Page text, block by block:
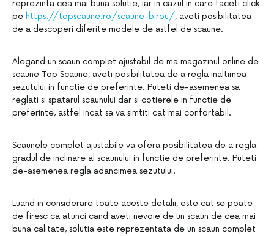
reprezinta cea mai buna solutie, iar in cazul in care faceti click
pe https://topscaune.ro/scaune-birou/, aveti posibilitatea
de a descoperi diferite modele de astfel de scaune.
Alegand un scaun complet ajustabil de ma magazinul online de
scaune Top Scaune, aveti posibilitatea de a regla inaltimea
sezutului in functie de preferinte. Puteti de-asemenea sa
reglati si spatarul scaunului dar si cotierele in functie de
preferinte, astfel incat sa va simtiti cat mai confortabil.
Scaunele complet ajustabile va ofera posibilitatea de a regla
gradul de inclinare al scaunului in functie de preferinte. Puteti
de-asemenea regla adancimea sezutului.
Luand in considerare toate aceste detalii, este cat se poate
de firesc ca atunci cand aveti nevoie de un scaun de cea mai
buna calitate, solutia este reprezentata de un scaun complet